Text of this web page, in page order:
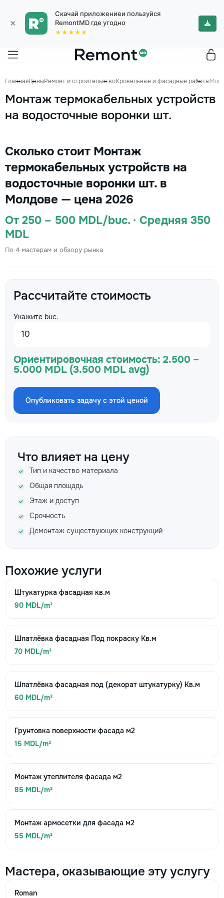
×
Скачай приложениеи пользуйся
RemontMD где угодно
★★★★★
ГлавнаяЦеныРемонт и строительствоКровельные и фасадные работы
Монтаж термокабельных устройств
на водосточные воронки шт.
Сколько стоит Монтаж
термокабельных устройств на
водосточные воронки шт. в
Молдове — цена 2026
От 250 – 500 MDL/buc. · Средняя 350
MDL
По 4 мастерам и обзору рынка
Рассчитайте стоимость
Укажите buc.
Ориентировочная стоимость: 2.500 –
5.000 MDL (3.500 MDL avg)
Опубликовать задачу с этой ценой
Что влияет на цену
Тип и качество материала
Общая площадь
Этаж и доступ
Срочность
Демонтаж существующих конструкций
Похожие услуги
Штукатурка фасадная кв.м
90 MDL/m²
Шпатлёвка фасадная Под покраску Кв.м
70 MDL/m²
Шпатлёвка фасадная под (декорат штукатурку) Кв.м
60 MDL/m²
Грунтовка поверхности фасада м2
15 MDL/m²
Монтаж утеплителя фасада м2
85 MDL/m²
Монтаж армосетки для фасада м2
55 MDL/m²
Мастера, оказывающие эту услугу
Roman